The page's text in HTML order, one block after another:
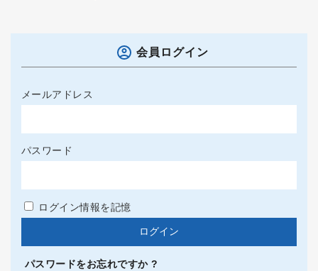
会員ログイン
メールアドレス
パスワード
ログイン情報を記憶
パスワードをお忘れですか ?